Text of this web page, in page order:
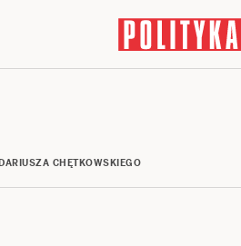
CHĘTKOWSKIEGO